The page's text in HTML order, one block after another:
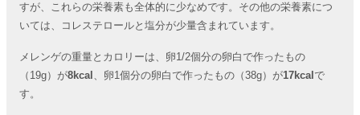
すが、これらの栄養素も全体的に少なめです。その他の栄養素につ
いては、コレステロールと塩分が少量含まれています。
メレンゲの重量とカロリーは、卵1/2個分の卵白で作ったもの
（19g）が8kcal 、卵1個分の卵白で作ったもの（38g）が17kcal で
す。